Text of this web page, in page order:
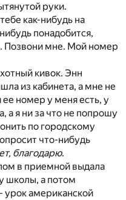
руки.
как-нибудь на
понадобится,
Позвони мне. Мой номер
кивок. Энн
из кабинета, а мне не
ее номер у меня есть, у
а я ни за что не попрошу
по городскому
что-нибудь
благодарю.
в приемной выдала
школы, а потом
урок американской